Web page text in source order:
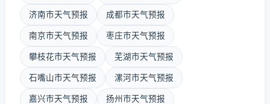
济南市天气预报 成都市天气预报
南京市天气预报 枣庄市天气预报
攀枝花市天气预报 芜湖市天气预报
石嘴山市天气预报 漯河市天气预报
嘉兴市天气预报 扬州市天气预报